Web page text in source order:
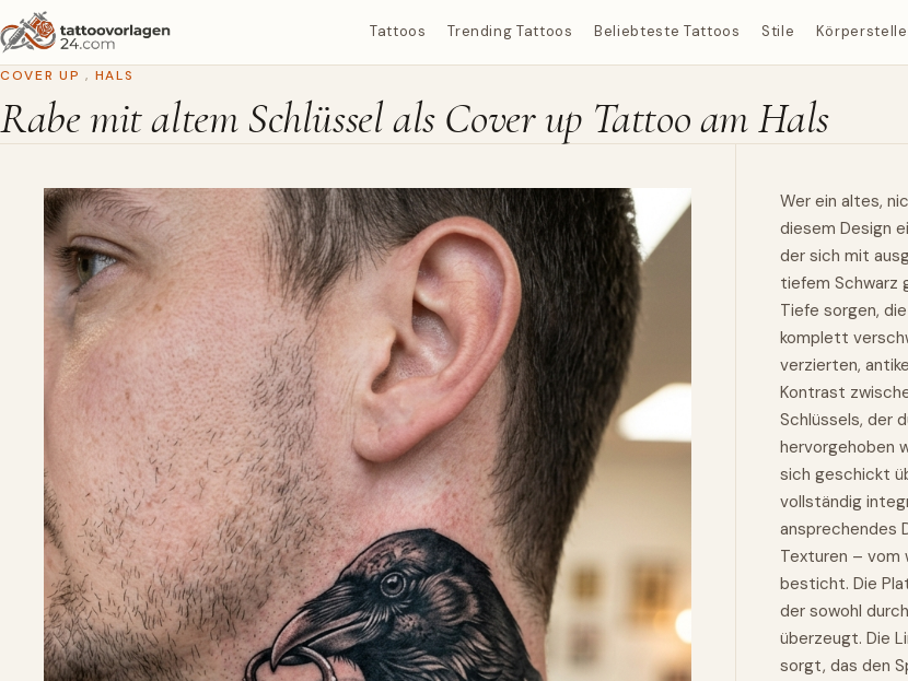
Tattoos Trending Tattoos Beliebteste Tattoos Stile
COVER UP , HALS
Rabe mit altem Schlüssel als Cover up Tattoo am Hals
Wer ein altes,
diesem Design
der sich mit
tiefem Schwarz
Tiefe sorgen,
komplett
verzierten,
Kontrast
Schlüssels, der
hervorgehoben
sich geschickt
vollständig
ansprechendes
Texturen – vom
besticht. Die
der sowohl
überzeugt. Die
sorgt, das den